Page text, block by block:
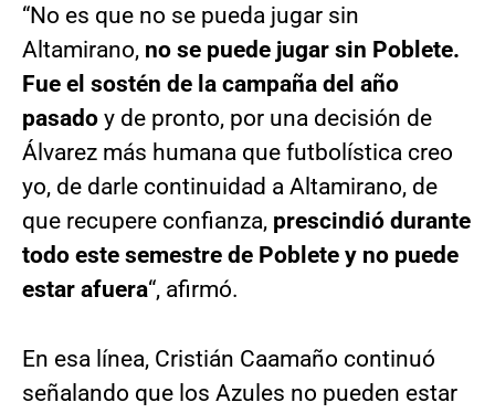
“No es que no se pueda jugar sin
Altamirano, no se puede jugar sin Poblete.
Fue el sostén de la campaña del año
pasado y de pronto, por una decisión de
Álvarez más humana que futbolística creo
yo, de darle continuidad a Altamirano, de
que recupere confianza, prescindió durante
todo este semestre de Poblete y no puede
estar afuera“, afirmó.
En esa línea, Cristián Caamaño continuó
señalando que los Azules no pueden estar